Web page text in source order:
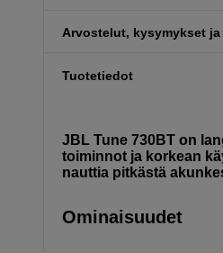
Arvostelut, kysymykset
Tuotetiedot
JBL Tune 730BT on
toiminnot ja korkean
nauttia pitkästä
Ominaisuudet